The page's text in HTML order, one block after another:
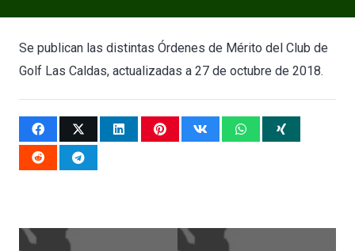
Se publican las distintas Órdenes de Mérito del Club de
Golf Las Caldas, actualizadas a 27 de octubre de 2018.